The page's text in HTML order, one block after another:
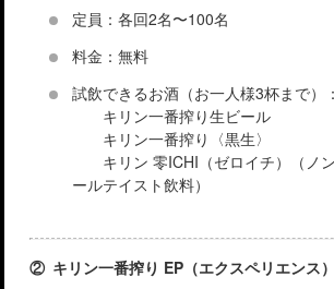
定員：各回2名〜100名
料金：無料
試飲できるお酒（お一人様3杯まで）：
キリン一番搾り生ビール
キリン一番搾り〈黒生〉
キリン 零ICHI（ゼロイチ）（ノ
ールテイスト飲料）
② キリン一番搾り EP（エクスペリエンス